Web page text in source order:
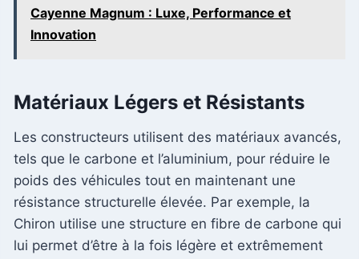
Cayenne Magnum : Luxe, Performance et
Innovation
Matériaux Légers et Résistants
Les constructeurs utilisent des matériaux avancés,
tels que le carbone et l’aluminium, pour réduire le
poids des véhicules tout en maintenant une
résistance structurelle élevée. Par exemple, la
Chiron utilise une structure en fibre de carbone qui
lui permet d’être à la fois légère et extrêmement